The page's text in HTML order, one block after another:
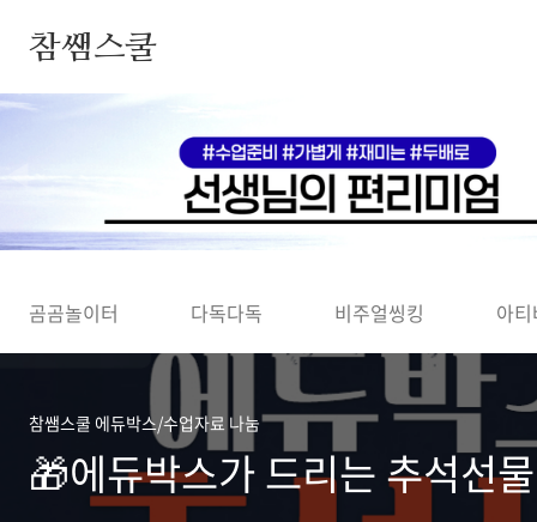
참쌤스쿨
◀
곰곰놀이터 다독다독 비주얼씽킹 아
참쌤스쿨 에듀박스/수업자료 나눔
🎁에듀박스가 드리는 추석선